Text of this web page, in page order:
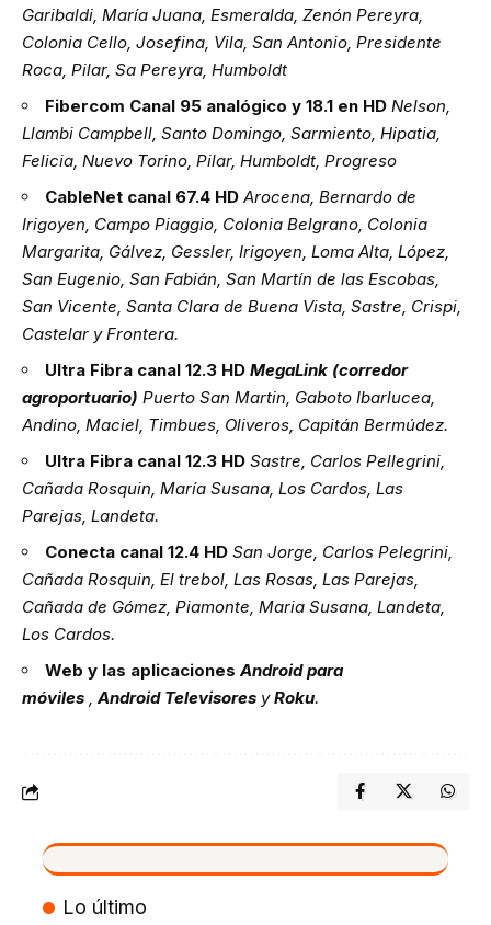
Garibaldi, María Juana, Esmeralda, Zenón Pereyra,
Colonia Cello, Josefina, Vila, San Antonio, Presidente
Roca, Pilar, Sa Pereyra, Humboldt
Fibercom Canal 95 analógico y 18.1 en HD Nelson,
Llambi Campbell, Santo Domingo, Sarmiento, Hipatia,
Felicia, Nuevo Torino, Pilar, Humboldt, Progreso
CableNet canal 67.4 HD Arocena, Bernardo de
Irigoyen, Campo Piaggio, Colonia Belgrano, Colonia
Margarita, Gálvez, Gessler, Irigoyen, Loma Alta, López,
San Eugenio, San Fabián, San Martín de las Escobas,
San Vicente, Santa Clara de Buena Vista, Sastre, Crispi,
Castelar y Frontera.
Ultra Fibra canal 12.3 HD MegaLink (corredor
agroportuario) Puerto San Martin, Gaboto Ibarlucea,
Andino, Maciel, Timbues, Oliveros, Capitán Bermúdez.
Ultra Fibra canal 12.3 HD Sastre, Carlos Pellegrini,
Cañada Rosquin, María Susana, Los Cardos, Las
Parejas, Landeta.
Conecta canal 12.4 HD San Jorge, Carlos Pelegrini,
Cañada Rosquin, El trebol, Las Rosas, Las Parejas,
Cañada de Gómez, Piamonte, Maria Susana, Landeta,
Los Cardos.
Web y las aplicacionesAndroid para
móviles ,Android Televisores yRoku.
VIVO
Lo último